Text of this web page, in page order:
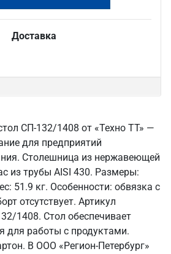
Доставка
СП-132/1408 от «Техно ТТ» —
для предприятий
Столешница из нержавеющей
из трубы AISI 430. Размеры:
51.9 кг. Особенности: обвязка с
отсутствует. Артикул
1408. Стол обеспечивает
для работы с продуктами.
В ООО «Регион-Петербург»